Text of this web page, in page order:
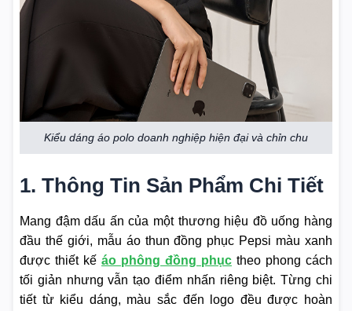
Kiểu dáng áo polo doanh nghiệp hiện đại và chỉn chu
1. Thông Tin Sản Phẩm Chi Tiết
Mang đậm dấu ấn của một thương hiệu đồ uống hàng
đầu thế giới, mẫu áo thun đồng phục Pepsi màu xanh
được thiết kế áo phông đồng phục theo phong cách
tối giản nhưng vẫn tạo điểm nhấn riêng biệt. Từng chi
tiết từ kiểu dáng, màu sắc đến logo đều được hoàn